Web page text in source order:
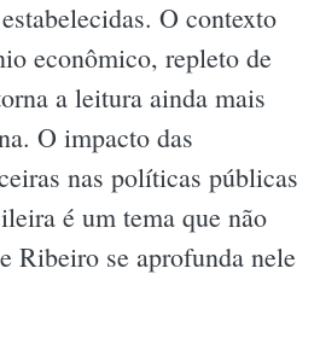
O contexto
econômico, repleto de
a leitura ainda mais
O impacto das
nas políticas públicas
é um tema que não
Ribeiro se aprofunda nele